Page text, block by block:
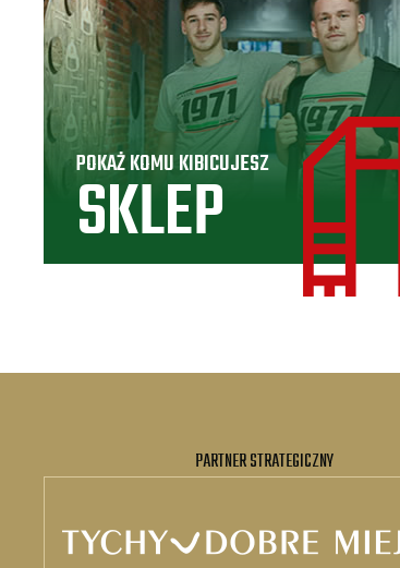
POKAŻ KOMU KIBICUJESZ
SKLEP
PARTNER STRATEGICZNY